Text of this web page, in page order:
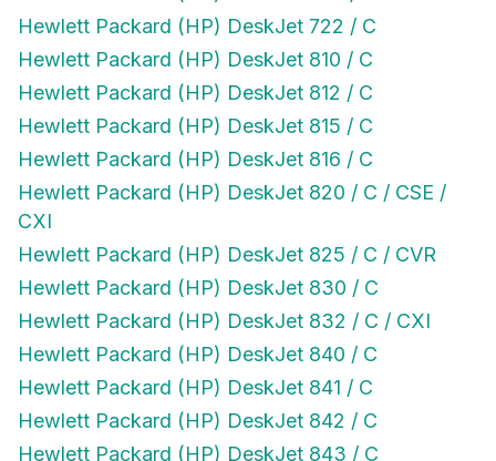
Hewlett Packard (HP) DeskJet 722 / C
Hewlett Packard (HP) DeskJet 810 / C
Hewlett Packard (HP) DeskJet 812 / C
Hewlett Packard (HP) DeskJet 815 / C
Hewlett Packard (HP) DeskJet 816 / C
Hewlett Packard (HP) DeskJet 820 / C / CSE /
Hewlett Packard (HP) DeskJet 825 / C / CVR
Hewlett Packard (HP) DeskJet 830 / C
Hewlett Packard (HP) DeskJet 832 / C / CXI
Hewlett Packard (HP) DeskJet 840 / C
Hewlett Packard (HP) DeskJet 841 / C
Hewlett Packard (HP) DeskJet 842 / C
Hewlett Packard (HP) DeskJet 843 / C